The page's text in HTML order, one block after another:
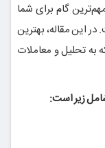
گام برای شما
در این مقاله، بهترین
به تحلیل و معاملات
زیر است: